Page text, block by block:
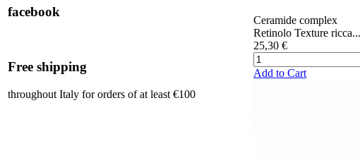
facebook
Free shipping
throughout Italy for orders of at least €100
​​​Ceramide complex
Retinolo Texture ricca...
25,30 €
Add to Cart